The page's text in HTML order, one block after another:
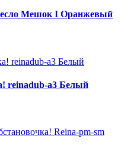
Мешок I Оранжевый
reinadub-a3 Белый